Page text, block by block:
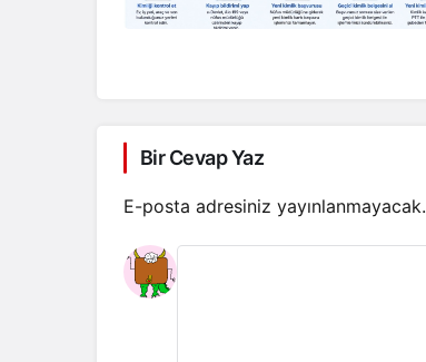
Bir Cevap Yaz
E-posta adresiniz yayınlanmayacak.